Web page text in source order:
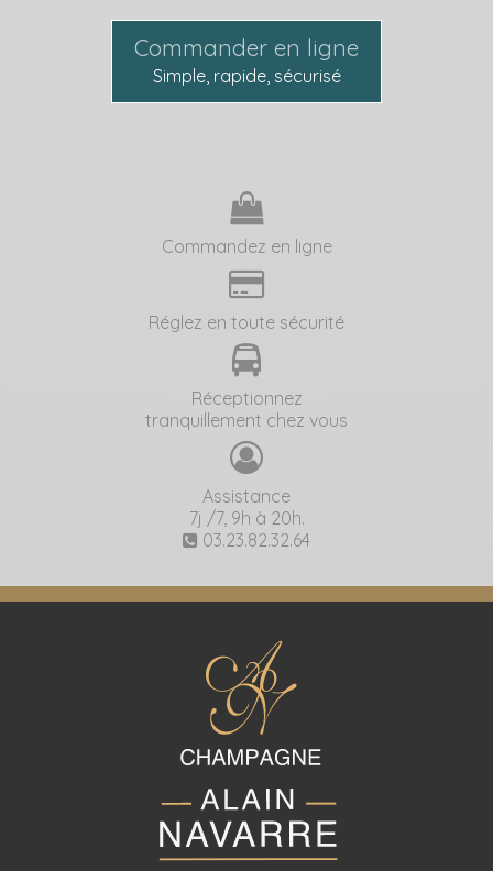
Commander en ligne
Simple, rapide, sécurisé
Commandez en ligne
Réglez en toute sécurité
Réceptionnez
tranquillement chez vous
Assistance
7j /7, 9h à 20h.
03.23.82.32.64